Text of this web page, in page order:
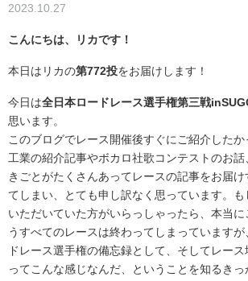
2023.10.27
こんにちは、リカです！
本日はリカの第772投をお届けします！
今日は全日本ロードレース選手権第三戦
思います。
このブログでレース開催後すぐにご紹介した
工業の紹介記事やボカロ社歌コンテストのお
きごとがたくさんあってレースの記事をお届
てしまい、とても申し訳なく思っています。
いただいていた方がいらっしゃったら、本当
うすべてのレースは終わってしまっています
ドレース選手権の備忘録として、そしてレー
ってこんな感じなんだ、ということを知るき